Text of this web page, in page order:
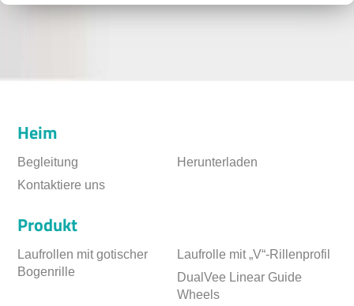
Heim
Begleitung
Herunterladen
Kontaktiere uns
Produkt
Laufrollen mit gotischer
Bogenrille
Laufrolle mit „V“-Rillenprofil
DualVee Linear Guide
Wheels